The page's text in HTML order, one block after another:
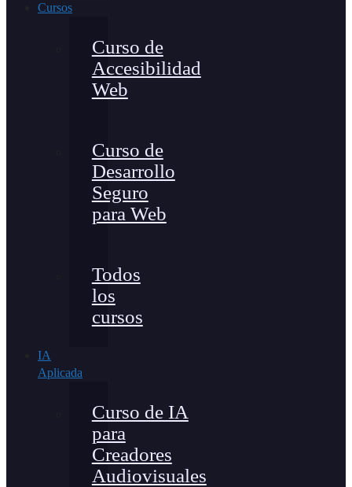
Cursos
Curso de
Accesibilidad
Web
Curso de
Desarrollo
Seguro
para Web
Todos
los
cursos
IA
Aplicada
Curso de IA
para
Creadores
Audiovisuales